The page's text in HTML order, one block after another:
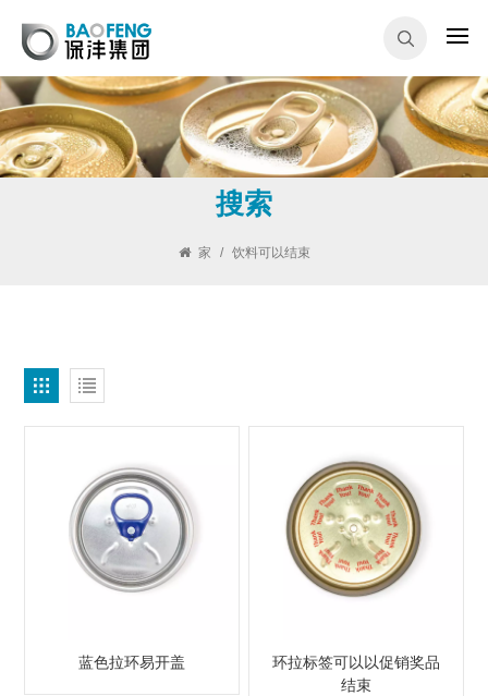
搜索
家 / 饮料可以结束
蓝色拉环易开盖
环拉标签可以以促销奖品
结束